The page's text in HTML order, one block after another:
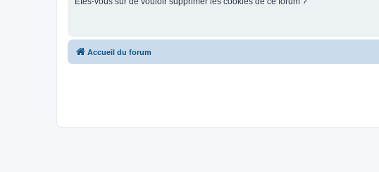
Accueil du forum